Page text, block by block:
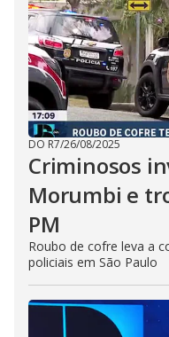
DO R7/26/08/2025
Criminosos
Morumbi e
PM
Roubo de cofre leva a
policiais em São Paulo